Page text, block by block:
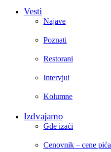
Vesti
Najave
Poznati
Restorani
Intervjui
Kolumne
Izdvajamo
Gde izaći
Cenovnik – cene pića